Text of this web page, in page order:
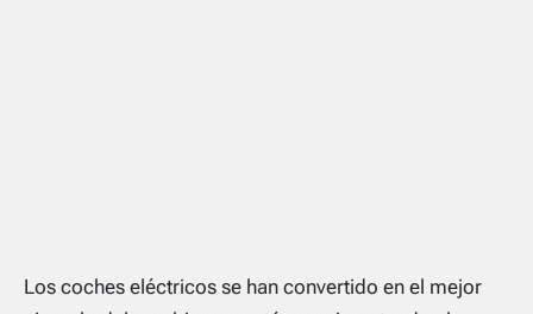
Los coches eléctricos se han convertido en el mejor